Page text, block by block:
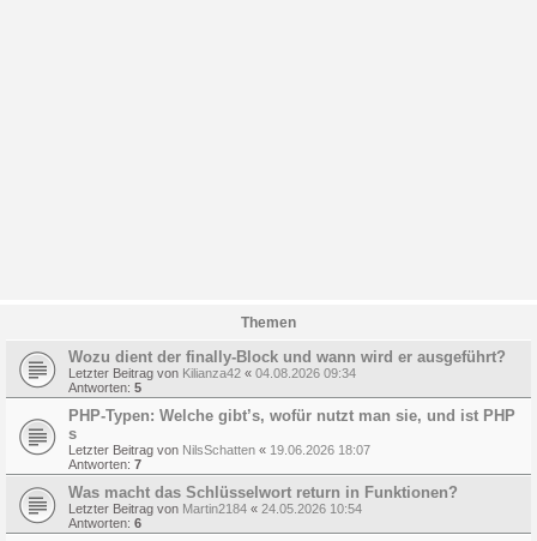
Themen
Wozu dient der finally-Block und wann wird er ausgeführt?
Letzter Beitrag von Kilianza42 « 04.08.2026 09:34
Antworten: 5
PHP-Typen: Welche gibt’s, wofür nutzt man sie, und ist PHP
s
Letzter Beitrag von NilsSchatten « 19.06.2026 18:07
Antworten: 7
Was macht das Schlüsselwort return in Funktionen?
Letzter Beitrag von Martin2184 « 24.05.2026 10:54
Antworten: 6